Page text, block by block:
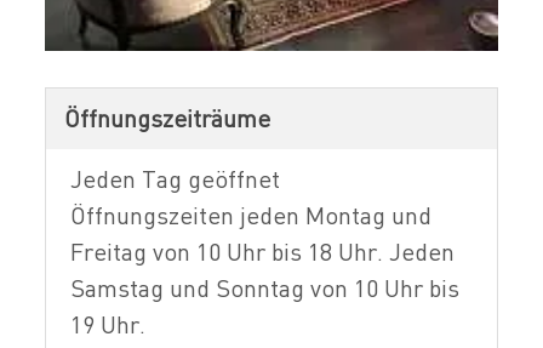
Öffnungszeiträume
Jeden Tag geöffnet
Öffnungszeiten jeden Montag und
Freitag von 10 Uhr bis 18 Uhr. Jeden
Samstag und Sonntag von 10 Uhr bis
19 Uhr.